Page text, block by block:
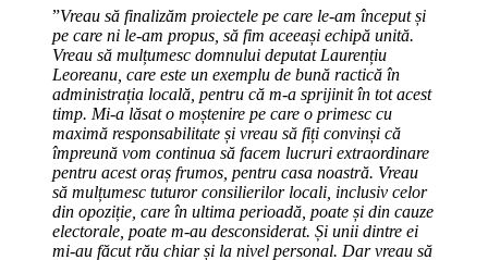
”Vreau să finalizăm proiectele pe care le-am început și
pe care ni le-am propus, să fim aceeași echipă unită.
Vreau să mulțumesc domnului deputat Laurențiu
Leoreanu, care este un exemplu de bună ractică în
administrația locală, pentru că m-a sprijinit în tot acest
timp. Mi-a lăsat o moștenire pe care o primesc cu
maximă responsabilitate și vreau să fiți convinși că
împreună vom continua să facem lucruri extraordinare
pentru acest oraș frumos, pentru casa noastră. Vreau
să mulțumesc tuturor consilierilor locali, inclusiv celor
din opoziție, care în ultima perioadă, poate și din cauze
electorale, poate m-au desconsiderat. Și unii dintre ei
mi-au făcut rău chiar și la nivel personal. Dar vreau să